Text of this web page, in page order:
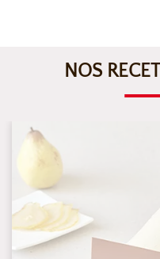
NOS